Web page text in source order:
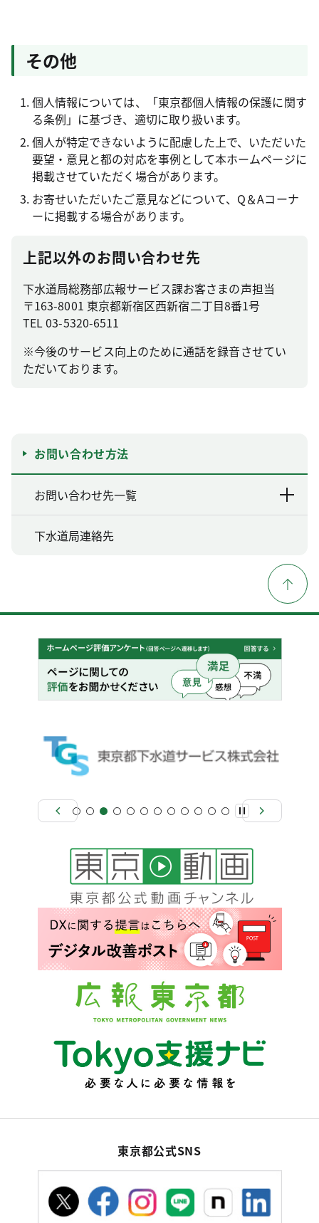
その他
個人情報については、「東京都個人情報の保護に関す
る条例」に基づき、適切に取り扱います。
個人が特定できないように配慮した上で、いただいた
要望・意見と都の対応を事例として本ホームページに
掲載させていただく場合があります。
お寄せいただいたご意見などについて、Q＆Aコーナ
ーに掲載する場合があります。
上記以外のお問い合わせ先
下水道局総務部広報サービス課お客さまの声担当
〒163-8001 東京都新宿区西新宿二丁目8番1号
TEL 03-5320-6511
※今後のサービス向上のために通話を録音させてい
ただいております。
お問い合わせ方法
お問い合わせ先一覧
下水道局連絡先
東京都公式SNS